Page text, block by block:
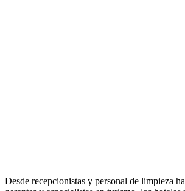
Desde recepcionistas y personal de limpieza